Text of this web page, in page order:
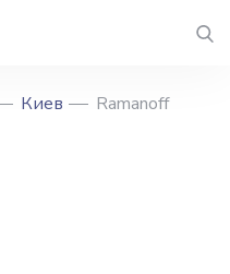
Киев Rаmanoff